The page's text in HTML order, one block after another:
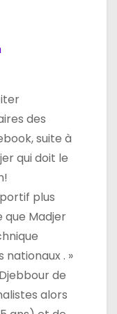
des
suite à
qui doit le
plus
que Madjer
. »
de
alors